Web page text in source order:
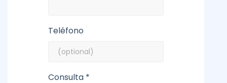
Teléfono
Consulta *